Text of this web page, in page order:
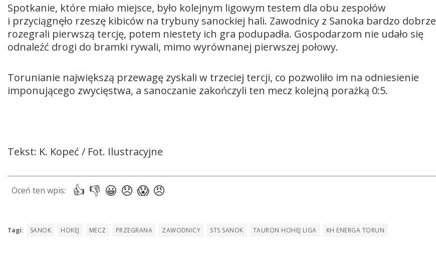
Spotkanie, które miało miejsce, było kolejnym ligowym testem dla obu zespołów
i przyciągnęło rzeszę kibiców na trybuny sanockiej hali. Zawodnicy z Sanoka bardzo dobrze
rozegrali pierwszą tercję, potem niestety ich gra podupadła. Gospodarzom nie udało się
odnaleźć drogi do bramki rywali, mimo wyrównanej pierwszej połowy.
Torunianie największą przewagę zyskali w trzeciej tercji, co pozwoliło im na odniesienie
imponującego zwycięstwa, a sanoczanie zakończyli ten mecz kolejną porażką 0:5.
Tekst: K. Kopeć / Fot. Ilustracyjne
Tagi: SANOK HOKEJ MECZ PRZEGRANA ZAWODNICY STS SANOK TAURON HOHEJ LIGA KH ENERGA TORUN